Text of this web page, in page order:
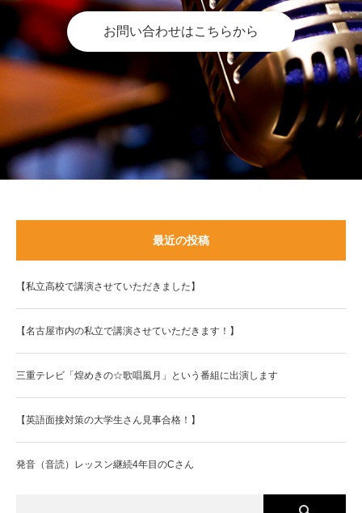
お問い合わせはこちらから
最近の投稿
【私立高校で講演させていただきました】
【名古屋市内の私立で講演させていただきます！】
三重テレビ「煌めきの☆歌唱風月」という番組に出演します
【英語面接対策の大学生さん見事合格！】
発音（音読）レッスン継続4年目のCさん